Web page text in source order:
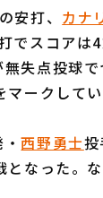
安打、 カナ
でスコアは
無失点投球
ークしてい
・西野勇士
となった。